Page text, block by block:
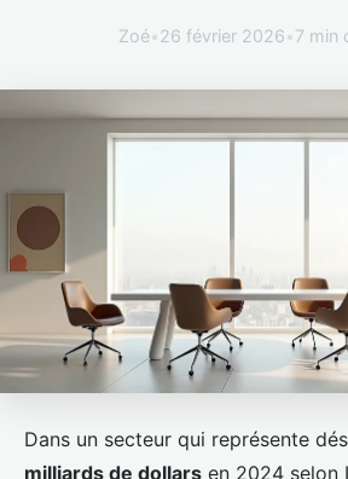
Zoé•26 février 2026•7 min
Dans un secteur qui représente
milliards de dollars en 2024 selon